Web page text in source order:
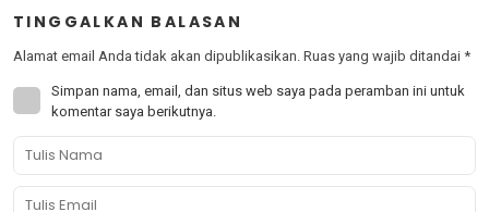
TINGGALKAN BALASAN
Alamat email Anda tidak akan dipublikasikan. Ruas yang wajib ditandai *
Simpan nama, email, dan situs web saya pada peramban ini untuk
komentar saya berikutnya.